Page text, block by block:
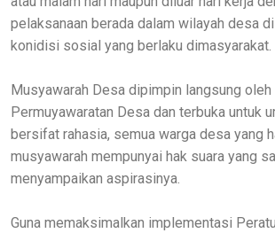
pelaksanaan berada dalam wilayah desa
konidisi sosial yang berlaku dimasyarakat.
Musyawarah Desa dipimpin langsung oleh
Permuyawaratan Desa dan terbuka untuk
bersifat rahasia, semua warga desa yang
musyawarah mempunyai hak suara yang
menyampaikan aspirasinya.
Guna memaksimalkan implementasi